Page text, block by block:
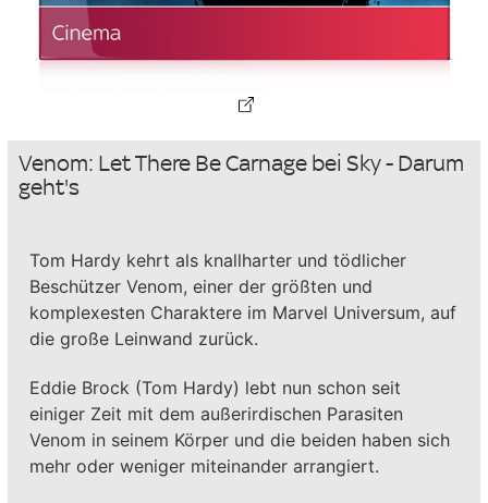
Venom: Let There Be Carnage bei Sky - Darum
geht's
Tom Hardy kehrt als knallharter und tödlicher
Beschützer Venom, einer der größten und
komplexesten Charaktere im Marvel Universum, auf
die große Leinwand zurück.
Eddie Brock (Tom Hardy) lebt nun schon seit
einiger Zeit mit dem außerirdischen Parasiten
Venom in seinem Körper und die beiden haben sich
mehr oder weniger miteinander arrangiert.